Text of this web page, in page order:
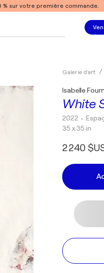
sur votre première commande.
Galerie d'art
White
Isabelle
2022 •
35 x 35 in
2 240